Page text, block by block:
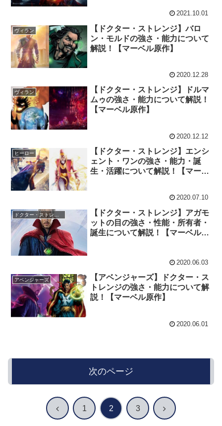
2021.10.01
ヴィラン
【ドクター・ストレンジ】バロ
ン・モルドの強さ・能力について
解説！【マーベル原作】
2020.12.28
ヴィラン
【ドクター・ストレンジ】ドルマ
ムゥの強さ・能力について解説！
【マーベル原作】
2020.12.12
ヒーロー
【ドクター・ストレンジ】エンシ
ェント・ワンの強さ・能力・誕
生・活躍について解説！【マーベ
2020.07.10
ドクター・ストレンジ
【ドクター・ストレンジ】アガモ
ットの目の強さ・性能・所有者・
誕生について解説！【マーベル原
2020.06.03
アベンジャーズ
【アベンジャーズ】ドクター・ス
トレンジの強さ・能力について解
説！【マーベル原作】
2020.06.01
次のページ
前 1 2 3 次